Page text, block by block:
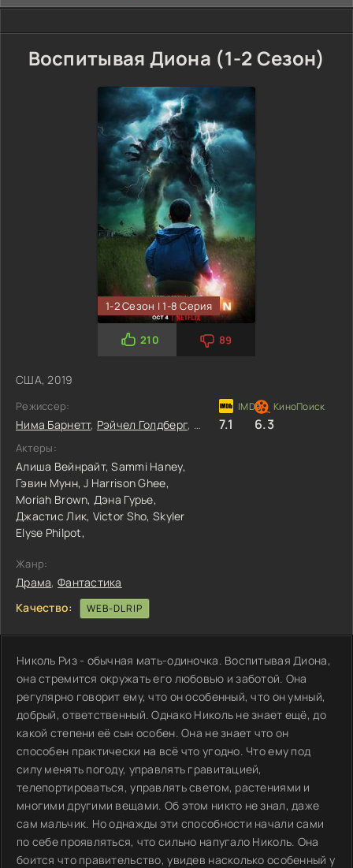
Воспитывая Диона (1-2 Сезон)
1-2 Сезон | 1-8 Серия
210 89
США, 2019
Режиссер:
Нима Барнетт, Рэйчел Голдберг, Dennis A. Liu
Актеры:
Алиша Вейнрайт,Sammi Haney,
Гэвин Мунн,J Harrison Ghee,
Moriah Brown, Дэна Гурье,
Джастис Лик, Victor Sho,Skyler
Elyse Philpot,
7.1 6.3
Жанр:
Драма, Фантастика
Качество:
WEB-DLRIP
Николь Риз - обычная мать-одиночка. Воспитывая Диона,
она стремится окружать его любовью и заботой. Она
регулярно говорит ему, что он особенный, что он умный,
добрый, ответственный. Однако Николь не знает ещё, до
какой степени её сын особен. Она не знает что он
способен практически на всё что угодно. Что ему под
силу менять погоду, управлять гравитацией,
телепортироваться, управлять светом, растениями и
многими другими вещами. Об этом никто не знал, даже
сам мальчик. Но однажды эти способности начали сами
по себе проявляться, что сильно напугало Николь. Она
боится что правительство, увидев насколько особенный у